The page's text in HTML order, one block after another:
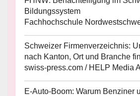
Bildungssystem
Fachhochschule
Schweizer Firmenverzeichnis:
nach Kanton, Ort und Branche
swiss-press.com / HELP Media
E-Auto-Boom: Warum Benziner